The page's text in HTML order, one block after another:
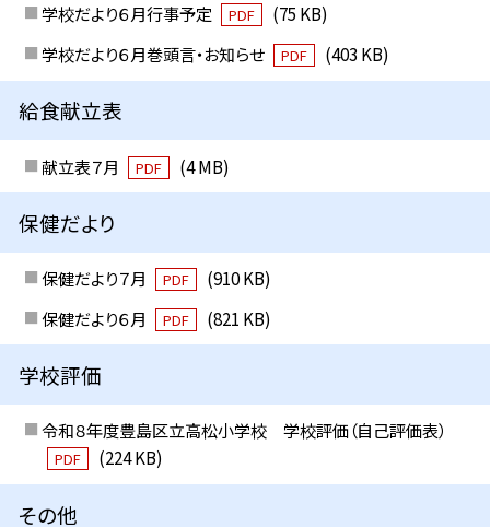
学校だより６月行事予定
PDF
(75 KB)
学校だより６月巻頭言・お知らせ
PDF (403 KB)
給食献立表
献立表７月 PDF (4 MB)
保健だより
保健だより７月 PDF
(910 KB)
保健だより６月
PDF (821 KB)
学校評価
令和８年度豊島区立高松小学校 学校評価（自己評価表）
PDF (224 KB)
その他